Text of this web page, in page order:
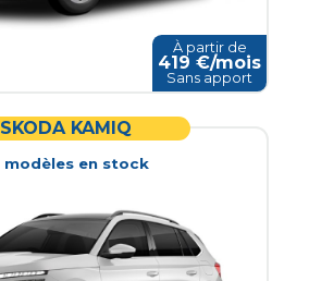
À partir de
419 €/mois
Sans apport
SKODA KAMIQ
modèlesen stock